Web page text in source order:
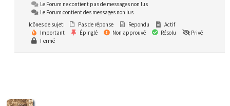
Le Forum ne contient pas de messages non lus
Le Forum contient des messages non lus
Icônes de sujet:
Pas de réponse Repondu
Actif
Important
Épinglé Non approuvé Résolu
Privé
Fermé